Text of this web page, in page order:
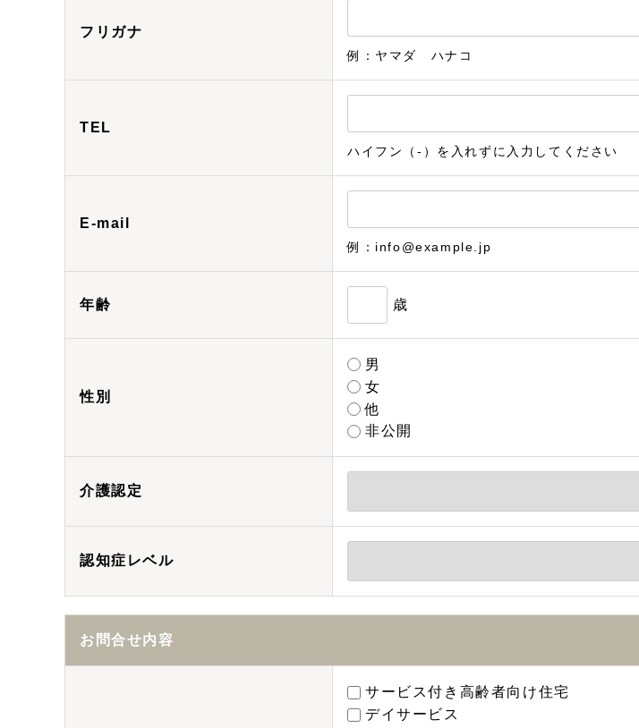
フリガナ
例：ヤマダ ハナコ
TEL
ハイフン（-）を入れずに入力してください
E-mail
例：info@example.jp
年齢 歳
性別
男
女
他
非公開
介護認定
認知症レベル
お問合せ内容
サービス付き高齢者向け住宅
デイサービス